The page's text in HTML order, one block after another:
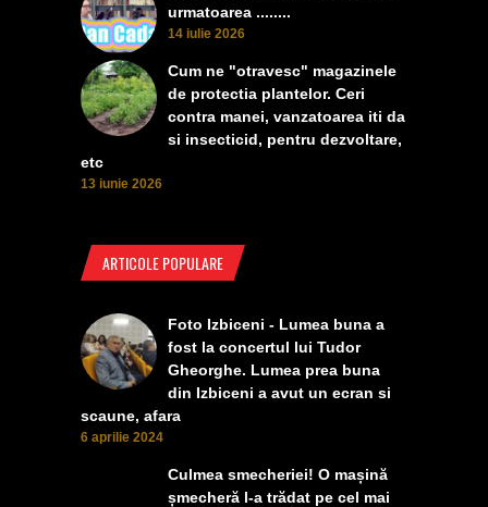
urmatoarea ........
14 iulie 2026
Cum ne "otravesc" magazinele
de protectia plantelor. Ceri
contra manei, vanzatoarea iti da
si insecticid, pentru dezvoltare,
etc
13 iunie 2026
ARTICOLE POPULARE
Foto Izbiceni - Lumea buna a
fost la concertul lui Tudor
Gheorghe. Lumea prea buna
din Izbiceni a avut un ecran si
scaune, afara
6 aprilie 2024
Culmea smecheriei! O mașină
șmecheră l-a trădat pe cel mai